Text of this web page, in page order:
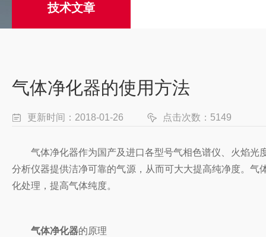
技术文章
气体净化器的使用方法
更新时间：2018-01-26 点击次数：5149
气体净化器作为国产及进口各型号气相色谱仪、火焰
分析仪器提供洁净可靠的气源，从而可大大提高纯净度。
化处理，提高气体纯度。
气体净化器的原理